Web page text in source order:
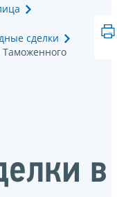
сделки
Таможенного
в